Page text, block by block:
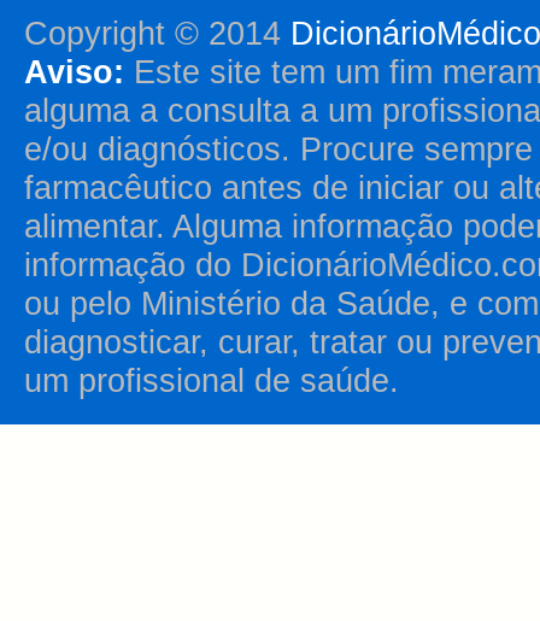
Copyright © 2014
Aviso: Este site tem um fim
alguma a consulta a um
e/ou diagnósticos. Procure
farmacêutico antes de iniciar ou
alimentar. Alguma informação
informação do
ou pelo Ministério da Saúde, e
diagnosticar, curar, tratar ou
um profissional de saúde.